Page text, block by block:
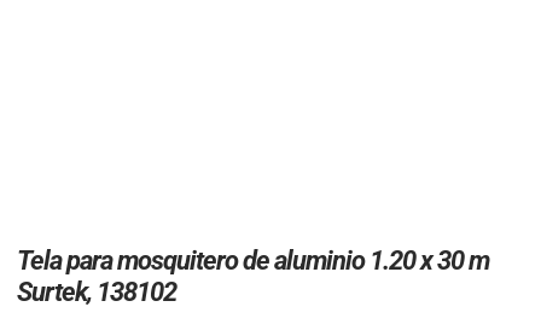
Tela para mosquitero de aluminio 1.20 x 30 m
Surtek, 138102